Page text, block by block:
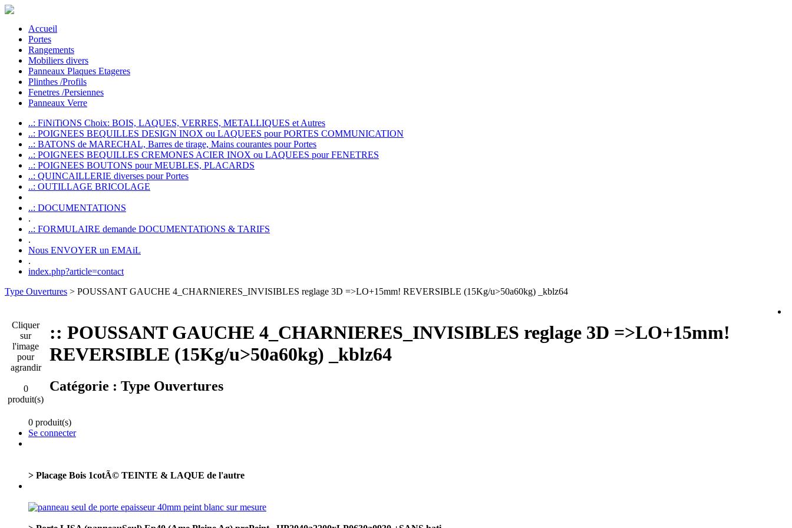
Accueil
Portes
Rangements
Mobiliers divers
Panneaux Plaques Etageres
Plinthes /Profils
Fenetres /Persiennes
Panneaux Verre
..: FiNiTiONS Choix: BOIS, LAQUES, VERRES, METALLIQUES et Autres
..: POIGNEES BEQUILLES DESIGN INOX ou LAQUEES pour PORTES COMMUNICATION
..: BATONS de MARECHAL, Barres de tirage, Mains courantes pour Portes
..: POIGNEES BEQUILLES CREMONES ACIER INOX ou LAQUEES pour FENETRES
..: POIGNEES BOUTONS pour MEUBLES, PLACARDS
..: QUINCAILLERIE diverses pour Portes
..: OUTILLAGE BRICOLAGE
..: DOCUMENTATIONS
.
..: FORMULAIRE demande DOCUMENTATiONS & TARIFS
.
Nous ENVOYER un EMAiL
.
index.php?article=contact
Type Ouvertures > POUSSANT GAUCHE 4_CHARNIERES_INVISIBLES reglage 3D =>LO+15mm! REVERSIBLE (15Kg/u>50a60kg) _kblz64
Cliquer
sur
l'image
pour
agrandir
0
produit(s)
:: POUSSANT GAUCHE 4_CHARNIERES_INVISIBLES reglage 3D =>LO+15mm!
REVERSIBLE (15Kg/u>50a60kg) _kblz64
Catégorie : Type Ouvertures
0 produit(s)
Se connecter
> Placage Bois 1cotÃ© TEINTE & LAQUE de l'autre